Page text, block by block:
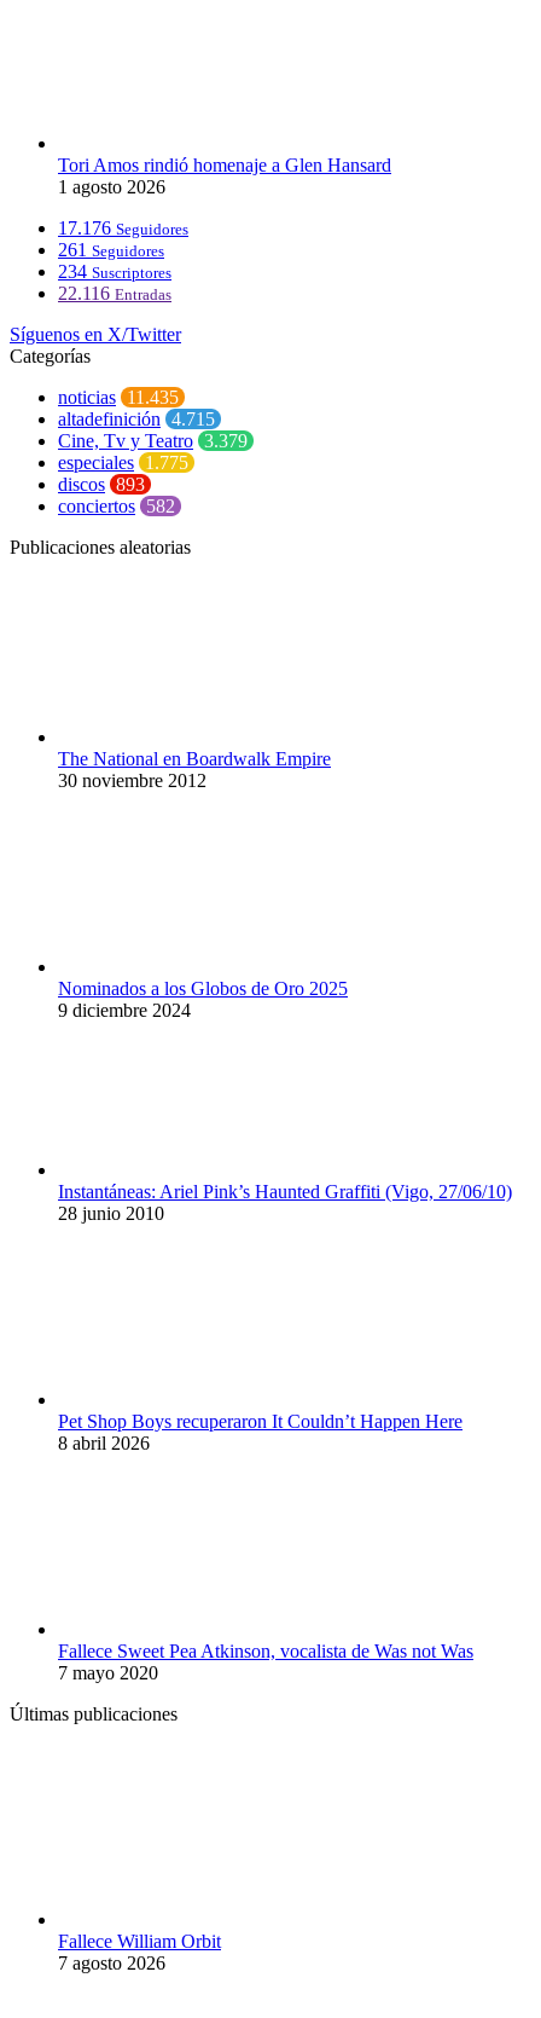
Tori Amos rindió homenaje a Glen Hansard
1 agosto 2026
17.176 Seguidores
261 Seguidores
234 Suscriptores
22.116 Entradas
Síguenos en X/Twitter
Categorías
noticias 11.435
altadefinición 4.715
Cine, Tv y Teatro 3.379
especiales 1.775
discos 893
conciertos 582
Publicaciones aleatorias
The National en Boardwalk Empire
30 noviembre 2012
Nominados a los Globos de Oro 2025
9 diciembre 2024
Instantáneas: Ariel Pink’s Haunted Graffiti (Vigo, 27/06/10)
28 junio 2010
Pet Shop Boys recuperaron It Couldn’t Happen Here
8 abril 2026
Fallece Sweet Pea Atkinson, vocalista de Was not Was
7 mayo 2020
Últimas publicaciones
Fallece William Orbit
7 agosto 2026